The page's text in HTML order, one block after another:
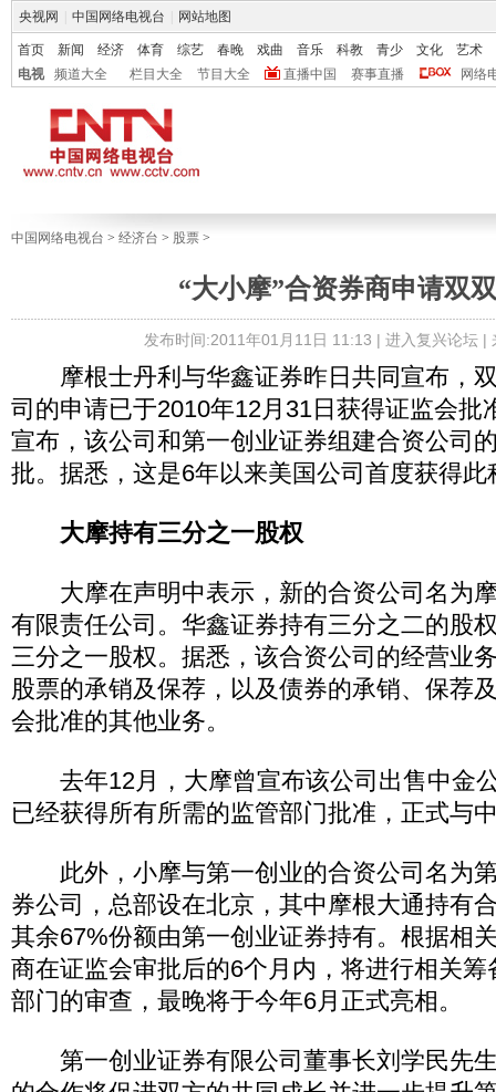
央视网 中国网络电视台 网站地图
首页 新闻 经济 体育 综艺 春晚 戏曲 音乐 科教 青少 文化
艺术
电视
频道大全 栏目大全 节目大全 直播中国 赛事直播 网络
中国网络电视台 > 经济台 > 股票 >
“大小摩”合资券商申请双
发布时间:2011年01月11日 11:13 | 进入复兴论坛|
摩根士丹利与华鑫证券昨日共同宣布，
司的申请已于2010年12月31日获得证监会批
宣布，该公司和第一创业证券组建合资公司
批。据悉，这是6年以来美国公司首度获得此
大摩持有三分之一股权
大摩在声明中表示，新的合资公司名为
有限责任公司。华鑫证券持有三分之二的股
三分之一股权。据悉，该合资公司的经营业
股票的承销及保荐，以及债券的承销、保荐
会批准的其他业务。
去年12月，大摩曾宣布该公司出售中金
已经获得所有所需的监管部门批准，正式与
此外，小摩与第一创业的合资公司名为
券公司，总部设在北京，其中摩根大通持有
其余67%份额由第一创业证券持有。根据相
商在证监会审批后的6个月内，将进行相关
部门的审查，最晚将于今年6月正式亮相。
第一创业证券有限公司董事长刘学民先